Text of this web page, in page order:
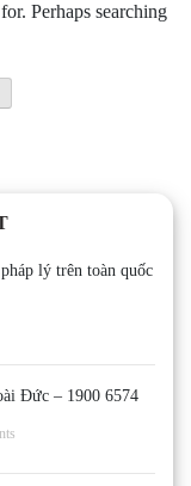
Perhaps searching
lý trên toàn quốc
Đức – 1900 6574